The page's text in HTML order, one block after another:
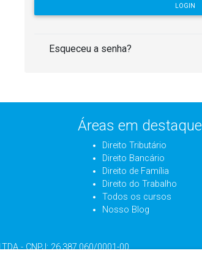
LOGIN
Esqueceu a senha?
Áreas em destaque
Direito Tributário
Direito Bancário
Direito de Família
Direito do Trabalho
Todos os cursos
Nosso Blog
- CNPJ: 26.387.060/0001-00